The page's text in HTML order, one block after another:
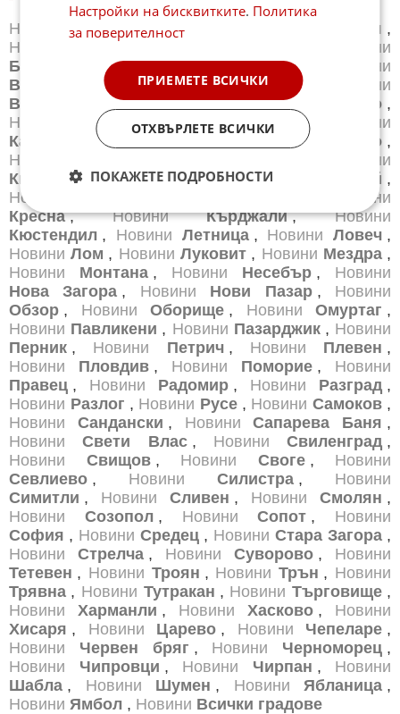
Новини Айтос ,Новини Банкя ,
Новини
Банско
Новини
Бургас
Новини Бяла ,Новини Варна
Новини
Велико Търново ,Новини Велинград
Новини
Видин
Новини Враца ,Новини Габрово ,
Новини
Добрич ,Новини Каварна
Новини
Казанлък
,Новини Новини Карлово ,
Новини
Новини
Китен
, Новини Кнежа ,Новини Козлодуй ,
Новини
Новини
Кресна ,Новини Кърджали ,Новини
Кюстендил , Новини Летница , Новини Ловеч ,
Новини Лом , Новини Луковит , Новини Мездра ,
Новини
Монтана , Новини Несебър , Новини
Нова Загора , Новини Нови Пазар , Новини
Обзор , Новини Оборище , Новини Омуртаг ,
Новини Павликени , Новини Пазарджик , Новини
Перник , Новини Петрич , Новини Плевен ,
Новини
Пловдив , Новини Поморие , Новини
Правец , Новини Радомир , Новини Разград ,
Новини Разлог , Новини Русе , Новини Самоков ,
Новини
Сандански , Новини Сапарева Баня ,
Новини
Свети Влас , Новини Свиленград ,
Новини
Свищов , Новини Своге , Новини
Севлиево , Новини Силистра , Новини
Симитли , Новини Сливен , Новини Смолян ,
Новини
Созопол , Новини Сопот , Новини
София , Новини Средец , Новини Стара Загора ,
Новини
Стрелча , Новини Суворово , Новини
Тетевен , Новини Троян , Новини Трън , Новини
Трявна , Новини Тутракан , Новини Търговище ,
Новини
Харманли , Новини Хасково , Новини
Хисаря , Новини Царево , Новини Чепеларе ,
Новини
Червен бряг , Новини Черноморец ,
Новини
Чипровци , Новини Чирпан , Новини
Шабла , Новини Шумен , Новини Ябланица ,
Новини Ямбол , Новини Всички градове
Настройки на бисквитките. Политика
за поверителност
ПРИЕМЕТЕ ВСИЧКИ
ОТХВЪРЛЕТЕ ВСИЧКИ
ПОКАЖЕТЕ ПОДРОБНОСТИ